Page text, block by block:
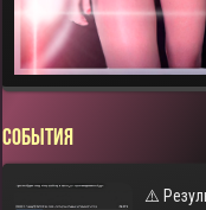
СОБЫТИЯ
⚠️